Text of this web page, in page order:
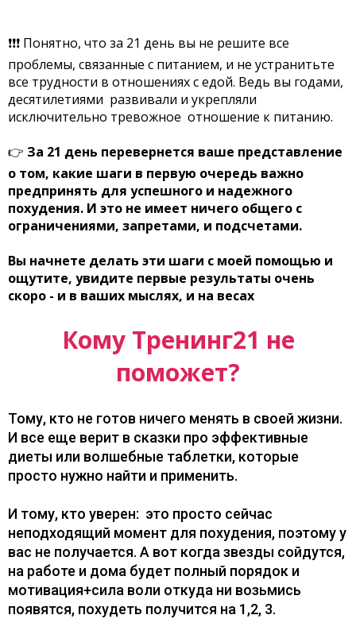
❗❗❗ Понятно, что за 21 день вы не решите все
проблемы, связанные с питанием, и не устранитьте
все трудности в отношениях с едой. Ведь вы годами,
десятилетиями развивали и укрепляли
исключительно тревожное отношение к питанию.
👉 За 21 день перевернется ваше представление
о том, какие шаги в первую очередь важно
предпринять для успешного и надежного
похудения. И это не имеет ничего общего с
ограничениями, запретами, и подсчетами.
Вы начнете делать эти шаги с моей помощью и
ощутите, увидите первые результаты очень
скоро - и в ваших мыслях, и на весах
Кому Тренинг21 не
поможет?
Тому, кто не готов ничего менять в своей жизни.
И все еще верит в сказки про эффективные
диеты или волшебные таблетки, которые
просто нужно найти и применить.
И тому, кто уверен: это просто сейчас
неподходящий момент для похудения, поэтому у
вас не получается. А вот когда звезды сойдутся,
на работе и дома будет полный порядок и
мотивация+сила воли откуда ни возьмись
появятся, похудеть получится на 1,2, 3.